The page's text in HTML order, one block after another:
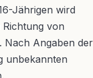
Jährigen wird
von
Nach Angaben der
unbekannten